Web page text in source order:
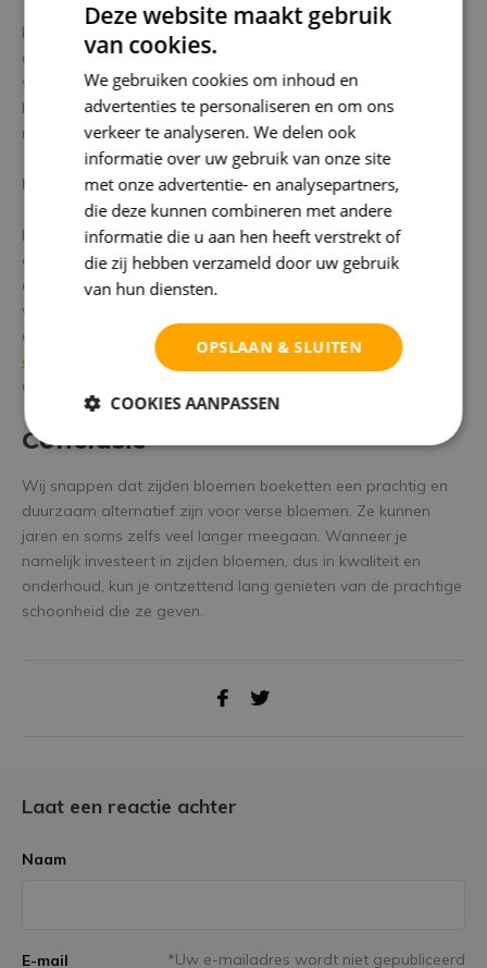
Hoewel zijden bloemen bij aanschaf natuurlijk duurder zijn
dan verse bloemen, hoeven ze minder vaak gewisseld of
weggegooid te worden. Dankzij hun ontzettend lange
levensduur zijn ze dé kosteneffectieve keuze, wanneer je kijkt
naar de lange termijn
Hoe kan ik zijden bloemen er echt laten uitzien?
Het kiezen van kwalitatief hoogwaardige zijden bloemen en
deze combineren met echte planten of takken kan helpen om
een meer natuurlijke en overtuigende look te creëren. Wil jij
weten hoe je zo'n zijden boeket zelf kunt maken? We hebben
een zeer interessante blog geschreven over hoe jij
jouw
eigen zijden boeket schikt
. Lees deze eens en ga direct aan
de slag.
Conclusie
Wij snappen dat zijden bloemen boeketten een prachtig en
duurzaam alternatief zijn voor verse bloemen. Ze kunnen
jaren en soms zelfs veel langer meegaan. Wanneer je
namelijk investeert in zijden bloemen, dus in kwaliteit en
onderhoud, kun je ontzettend lang genieten van de prachtige
schoonheid die ze geven.
Laat een reactie achter
Naam
E-mail *Uw e-mailadres wordt niet gepubliceerd
Deze website maakt gebruik
van cookies.
We gebruiken cookies om inhoud en
advertenties te personaliseren en om ons
verkeer te analyseren. We delen ook
informatie over uw gebruik van onze site
met onze advertentie- en analysepartners,
die deze kunnen combineren met andere
informatie die u aan hen heeft verstrekt of
die zij hebben verzameld door uw gebruik
van hun diensten.
OPSLAAN & SLUITEN
COOKIES AANPASSEN